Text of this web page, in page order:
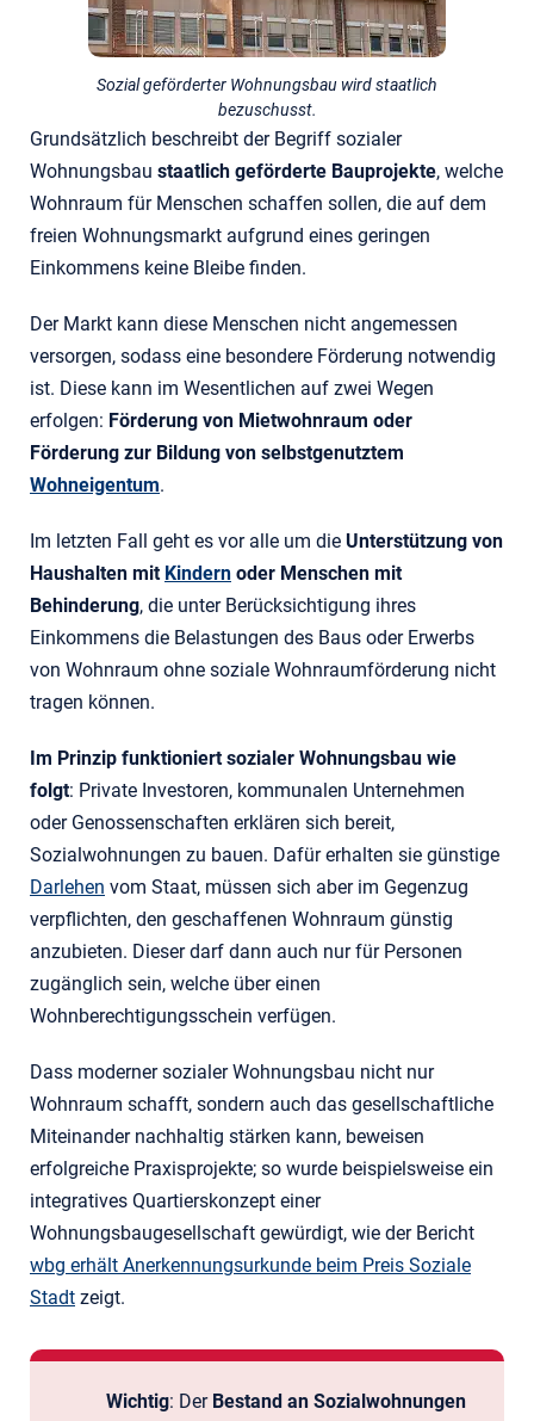
Sozial geförderter Wohnungsbau wird staatlich
bezuschusst.
Grundsätzlich beschreibt der Begriff sozialer
Wohnungsbau staatlich geförderte Bauprojekte, welche
Wohnraum für Menschen schaffen sollen, die auf dem
freien Wohnungsmarkt aufgrund eines geringen
Einkommens keine Bleibe finden.
Der Markt kann diese Menschen nicht angemessen
versorgen, sodass eine besondere Förderung notwendig
ist. Diese kann im Wesentlichen auf zwei Wegen
erfolgen: Förderung von Mietwohnraum oder
Förderung zur Bildung von selbstgenutztem
Wohneigentum.
Im letzten Fall geht es vor alle um die Unterstützung von
Haushalten mit Kindern oder Menschen mit
Behinderung, die unter Berücksichtigung ihres
Einkommens die Belastungen des Baus oder Erwerbs
von Wohnraum ohne soziale Wohnraumförderung nicht
tragen können.
Im Prinzip funktioniert sozialer Wohnungsbau wie
folgt: Private Investoren, kommunalen Unternehmen
oder Genossenschaften erklären sich bereit,
Sozialwohnungen zu bauen. Dafür erhalten sie günstige
Darlehen vom Staat, müssen sich aber im Gegenzug
verpflichten, den geschaffenen Wohnraum günstig
anzubieten. Dieser darf dann auch nur für Personen
zugänglich sein, welche über einen
Wohnberechtigungsschein verfügen.
Dass moderner sozialer Wohnungsbau nicht nur
Wohnraum schafft, sondern auch das gesellschaftliche
Miteinander nachhaltig stärken kann, beweisen
erfolgreiche Praxisprojekte; so wurde beispielsweise ein
integratives Quartierskonzept einer
Wohnungsbaugesellschaft gewürdigt, wie der Bericht
wbg erhält Anerkennungsurkunde beim Preis Soziale
Stadt zeigt.
Wichtig: Der Bestand an Sozialwohnungen